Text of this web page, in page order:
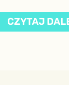
CZYTAJ